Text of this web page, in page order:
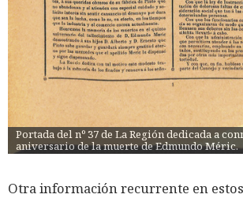
Portada del nº 37 de La Región dedicada a
aniversario de la muerte de Edmundo Méric.
Otra información recurrente en estos